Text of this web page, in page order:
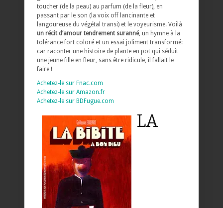
toucher (de la peau) au parfum (de la fleur), en
passant par le son (la voix off lancinante et
langoureuse du végétal transi) et le voyeurisme. Voilà
un récit d’amour tendrement suranné, un hymne à la
tolérance fort coloré et un essai joliment transformé:
car raconter une histoire de plante en pot qui séduit
une jeune fille en fleur, sans être ridicule, il fallait le
faire !
Achetez-le sur Fnac.com
Achetez-le sur Amazon.fr
Achetez-le sur BDFugue.com
LA